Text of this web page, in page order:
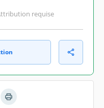
requise